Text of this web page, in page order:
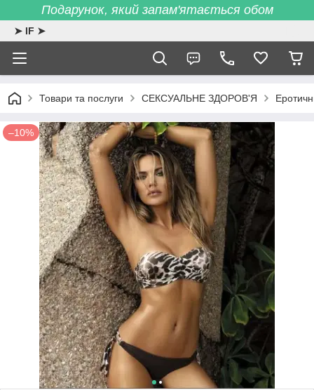
Подарунок, який запам'ятається обом
➤ IF ➤
Товари та послуги СЕКСУАЛЬНЕ ЗДОРОВ'Я
–10%